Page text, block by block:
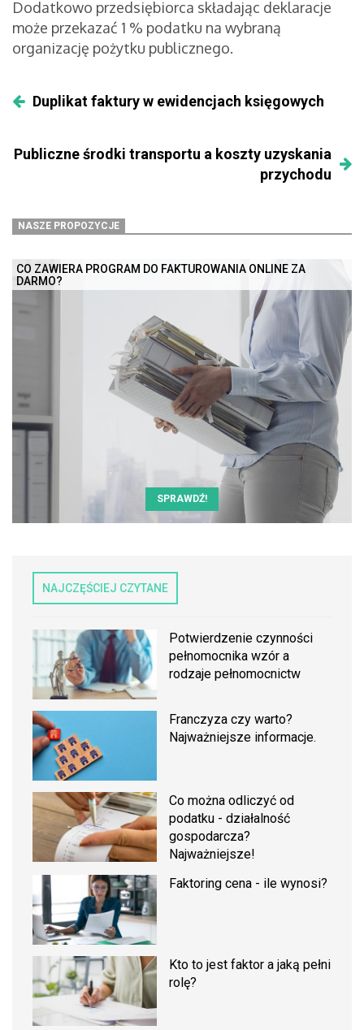
Dodatkowo przedsiębiorca składając deklaracje
może przekazać 1 % podatku na wybraną
organizację pożytku publicznego.
Duplikat faktury w ewidencjach księgowych
Publiczne środki transportu a koszty uzyskania
przychodu
NASZE PROPOZYCJE
CO ZAWIERA PROGRAM DO FAKTUROWANIA ONLINE ZA
DARMO?
SPRAWDŹ!
NAJCZĘŚCIEJ CZYTANE
Potwierdzenie czynności
pełnomocnika wzór a
rodzaje pełnomocnictw
Franczyza czy warto?
Najważniejsze informacje.
Co można odliczyć od
podatku - działalność
gospodarcza?
Najważniejsze!
Faktoring cena - ile wynosi?
Kto to jest faktor a jaką pełni
rolę?